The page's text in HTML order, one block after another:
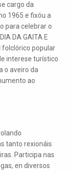
cargo da
1965 e fixóu a
para celebrar o
DA GAITA E
folclórico popular
interese turístico
o aveiro da
ao
tanto rexionáis
Participa nas
en diversos